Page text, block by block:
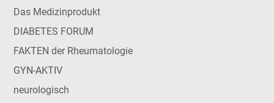
Das Medizinprodukt
DIABETES FORUM
FAKTEN der Rheumatologie
GYN-AKTIV
neurologisch